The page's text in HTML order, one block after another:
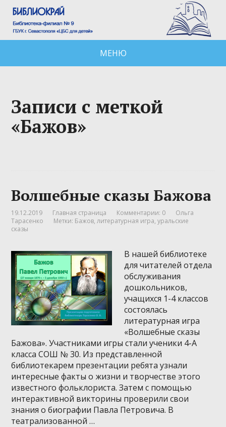
МЕНЮ
Записи с меткой
«Бажов»
Волшебные сказы Бажова
19.12.2019 Главная страница Комментарии: 0
Ольга
Тарасенко
Метки: Бажов,литературная игра,уральские
сказы
В нашей библиотеке
для читателей отдела
обслуживания
дошкольников,
учащихся 1-4 классов
состоялась
литературная игра
«Волшебные сказы
Бажова». Участниками игры стали ученики 4-А
класса СОШ № 30. Из представленной
библиотекарем презентации ребята узнали
интересные факты о жизни и творчестве этого
известного фольклориста. Затем с помощью
интерактивной викторины проверили свои
знания о биографии Павла Петровича. В
театрализованной …